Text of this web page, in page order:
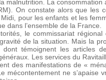
malnutrition. La consommation
On constate alors que les
pour les enfants et les
dans l’ensemble de la France.
le commissariat
de la situation. Mais la
témoignent les articles
Les services du
des manifestations de «
mécontentement ne s’apaise